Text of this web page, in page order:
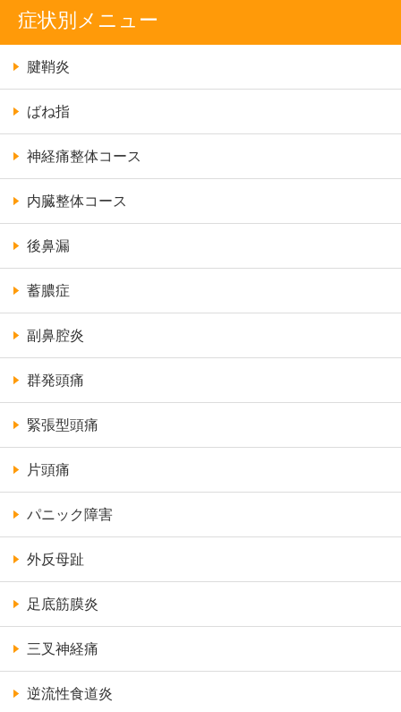
症状別メニュー
腱鞘炎
ばね指
神経痛整体コース
内臓整体コース
後鼻漏
蓄膿症
副鼻腔炎
群発頭痛
緊張型頭痛
片頭痛
パニック障害
外反母趾
足底筋膜炎
三叉神経痛
逆流性食道炎